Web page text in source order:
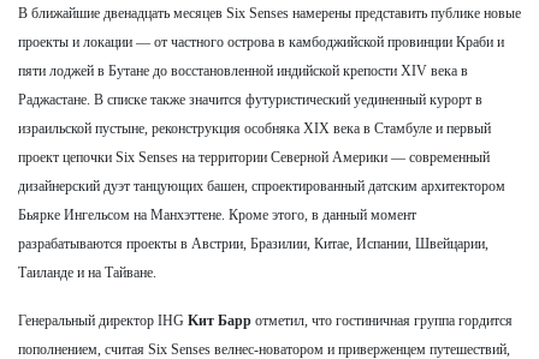
В ближайшие двенадцать месяцев Six Senses намерены представить публике новые
проекты и локации — от частного острова в камбоджийской провинции Краби и
пяти лоджей в Бутане до восстановленной индийской крепости XIV века в
Раджастане. В списке также значится футуристический уединенный курорт в
израильской пустыне, реконструкция особняка XIX века в Стамбуле и первый
проект цепочки Six Senses на территории Северной Америки — современный
дизайнерский дуэт танцующих башен, спроектированный датским архитектором
Бьярке Ингельсом на Манхэттене. Кроме этого, в данный момент
разрабатываются проекты в Австрии, Бразилии, Китае, Испании, Швейцарии,
Таиланде и на Тайване.
Генеральный директор IHG Kит Барр отметил, что гостиничная группа гордится
пополнением, считая Six Senses велнес-новатором и приверженцем путешествий,